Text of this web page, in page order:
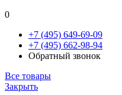
0
+7 (495) 649-69-09
+7 (495) 662-98-94
Обратный звонок
Все товары
Закрыть